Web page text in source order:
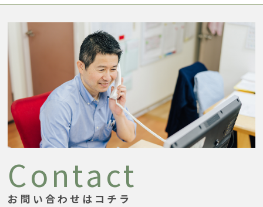
Contact
お問い合わせはコチラ